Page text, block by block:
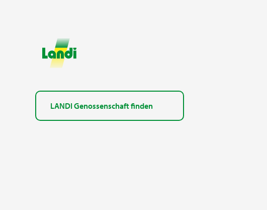
LANDI Genossenschaft finden